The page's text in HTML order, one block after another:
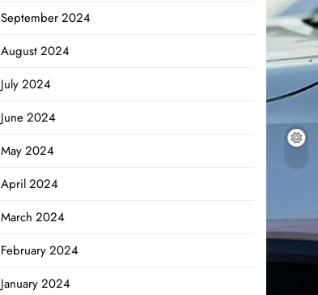
September 2024
August 2024
July 2024
June 2024
May 2024
April 2024
March 2024
February 2024
January 2024